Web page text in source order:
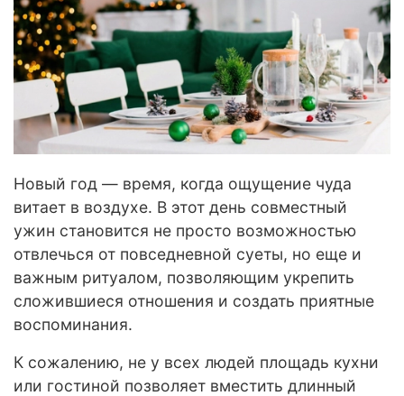
Новый год — время, когда ощущение чуда
витает в воздухе. В этот день совместный
ужин становится не просто возможностью
отвлечься от повседневной суеты, но еще и
важным ритуалом, позволяющим укрепить
сложившиеся отношения и создать приятные
воспоминания.
К сожалению, не у всех людей площадь кухни
или гостиной позволяет вместить длинный